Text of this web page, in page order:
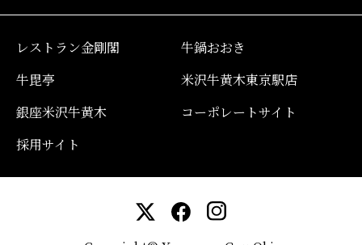
レストラン金剛閣
牛鍋おおき
牛毘亭
米沢牛黄木東京駅店
銀座米沢牛黄木
コーポレートサイト
採用サイト